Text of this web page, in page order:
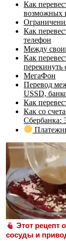
Как
возможных
Как
телефон
Между
Как
перекинуть
МегаФон
Перевод
USSD,
Как
Как со
Сбербанка:
Этот рецепт
сосуды и